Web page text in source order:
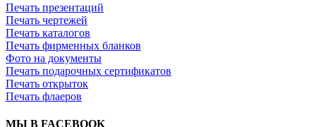
Печать презентаций
Печать чертежей
Печать каталогов
Печать фирменных бланков
Фото на документы
Печать подарочных сертификатов
Печать открыток
Печать флаеров
МЫ В FACEBOOK